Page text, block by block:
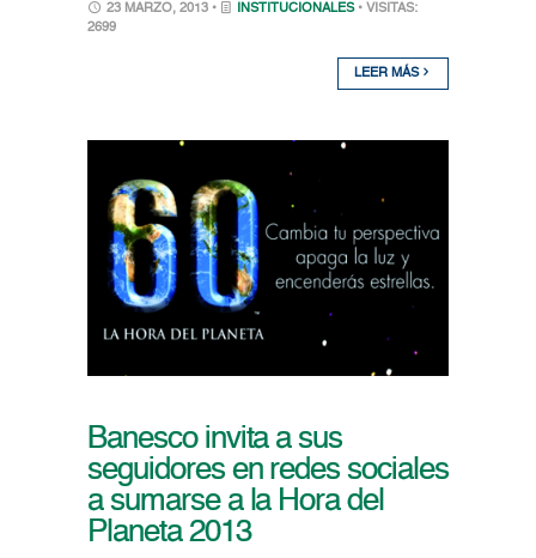
23 MARZO, 2013 • INSTITUCIONALES • VISITAS:
2699
LEER MÁS
Banesco invita a sus
seguidores en redes sociales
a sumarse a la Hora del
Planeta 2013